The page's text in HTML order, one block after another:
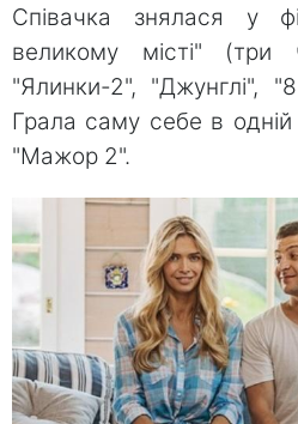
Співачка знялася у
великому місті" (три
"Ялинки-2", "Джунглі",
Грала саму себе в одній
"Мажор 2".